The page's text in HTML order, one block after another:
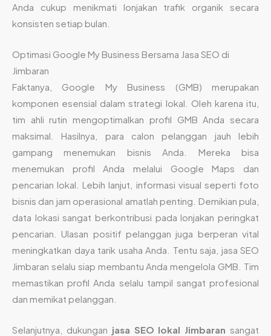
Anda cukup menikmati lonjakan trafik organik secara
konsisten setiap bulan.
Optimasi Google My Business Bersama Jasa SEO di
Jimbaran
Faktanya, Google My Business (GMB) merupakan
komponen esensial dalam strategi lokal. Oleh karena itu,
tim ahli rutin mengoptimalkan profil GMB Anda secara
maksimal. Hasilnya, para calon pelanggan jauh lebih
gampang menemukan bisnis Anda. Mereka bisa
menemukan profil Anda melalui Google Maps dan
pencarian lokal. Lebih lanjut, informasi visual seperti foto
bisnis dan jam operasional amatlah penting. Demikian pula,
data lokasi sangat berkontribusi pada lonjakan peringkat
pencarian. Ulasan positif pelanggan juga berperan vital
meningkatkan daya tarik usaha Anda. Tentu saja, jasa SEO
Jimbaran selalu siap membantu Anda mengelola GMB. Tim
memastikan profil Anda selalu tampil sangat profesional
dan memikat pelanggan.
Selanjutnya, dukungan jasa SEO lokal Jimbaran sangat